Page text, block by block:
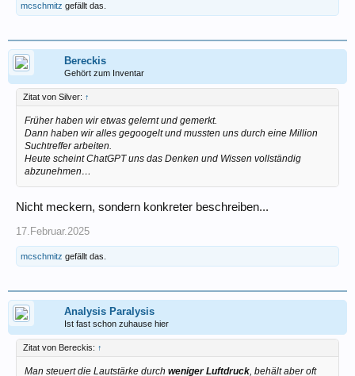
mcschmitz gefällt das.
Bereckis
Gehört zum Inventar
Zitat von Silver: ↑
Früher haben wir etwas gelernt und gemerkt.
Dann haben wir alles gegoogelt und mussten uns durch eine Million
Suchtreffer arbeiten.
Heute scheint ChatGPT uns das Denken und Wissen vollständig
abzunehmen…
Nicht meckern, sondern konkreter beschreiben...
17.Februar.2025
mcschmitz gefällt das.
Analysis Paralysis
Ist fast schon zuhause hier
Zitat von Bereckis: ↑
Man steuert die Lautstärke durch weniger Luftdruck, behält aber oft